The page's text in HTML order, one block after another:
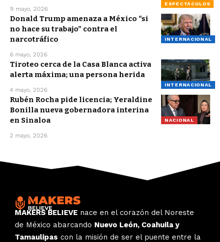
ESPECTÁCULOS
9 mayo, 2026
INTERNACIONAL
Donald Trump amenaza a México “si
no hace su trabajo” contra el
narcotráfico
6 mayo, 2026
INTERNACIONAL
Tiroteo cerca de la Casa Blanca activa
alerta máxima; una persona herida
4 mayo, 2026
NACIONAL
Rubén Rocha pide licencia; Yeraldine
Bonilla nueva gobernadora interina
en Sinaloa
2 mayo, 2026
MAKERS BELIEVE nace en el corazón del Noreste
de México abarcando Nuevo León, Coahuila y
Tamaulipas con la misión de ser el puente entre la